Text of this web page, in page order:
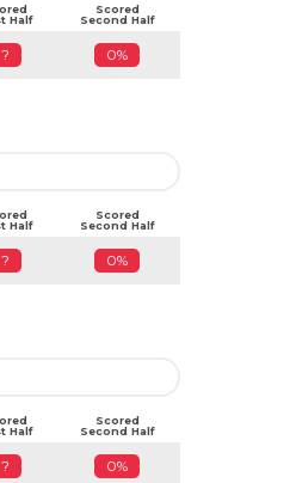
Half
Scored
Second Half
? 0%
Half
Scored
Second Half
? 0%
Half
Scored
Second Half
? 0%